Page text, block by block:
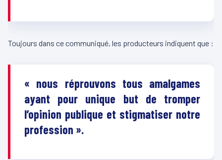
Toujours dans ce communiqué, les producteurs indiquent que :
« nous réprouvons tous amalgames
ayant pour unique but de tromper
l’opinion publique et stigmatiser notre
profession ».